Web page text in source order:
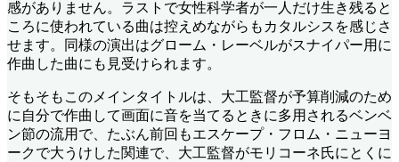
感がありません。ラストで女性科学者が一人だけ生き残ると
ころに使われている曲は控えめながらもカタルシスを感じさ
せます。同様の演出はグローム・レーベルがスナイパー用に
作曲した曲にも見受けられます。
そもそもこのメインタイトルは、大工監督が予算削減のため
に自分で作曲して画面に音を当てるときに多用されるベンベ
ン節の流用で、たぶん前回もエスケープ・フロム・ニューヨ
ークで大うけした関連で、大工監督がモリコーネ氏にとくに